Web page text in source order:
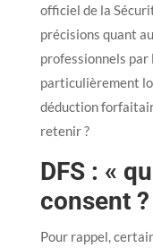
officiel de la
précisions quant
professionnels par
particulièrement
déduction
retenir ?
DFS : «
consent ?
Pour rappel,